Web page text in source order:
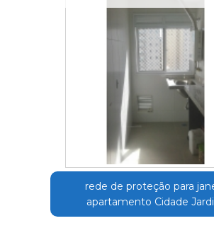
rede de proteção para
apartamento Cidade